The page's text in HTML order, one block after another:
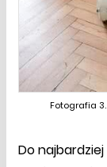
Fotografia
Do